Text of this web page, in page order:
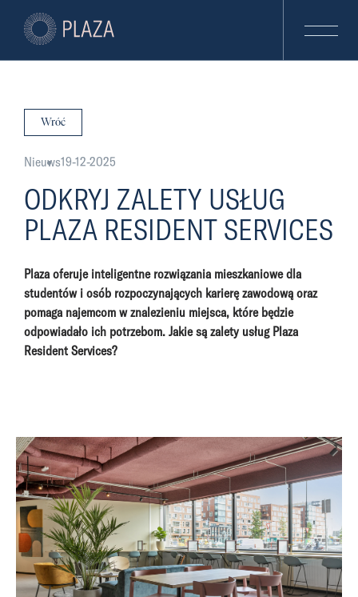
Wróć
Nieuws19-12-2025
ODKRYJ ZALETY USŁUG
PLAZA RESIDENT SERVICES
Plaza oferuje inteligentne rozwiązania mieszkaniowe dla
studentów i osób rozpoczynających karierę zawodową oraz
pomaga najemcom w znalezieniu miejsca, które będzie
odpowiadało ich potrzebom. Jakie są zalety usług Plaza
Resident Services?